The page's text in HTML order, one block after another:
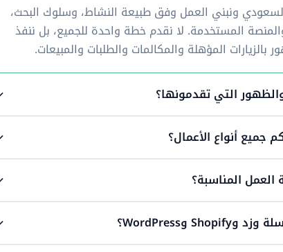
ونبني العمل وفق طبيعة النشاط، وسلوك البحث،
المستخدمة. لا نقدم خطة واحدة للجميع، بل ننفذ
بالزيارات المؤهلة والمكالمات والطلبات والمبيعات.